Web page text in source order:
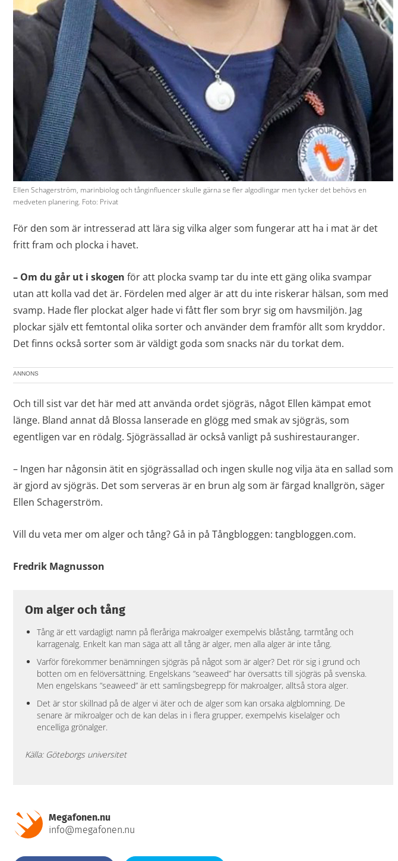
Ellen Schagerström, marinbiolog och tånginfluencer skulle gärna se fler algodlingar men tycker det behövs en
medveten planering. Foto: Privat
För den som är intresserad att lära sig vilka alger som fungerar att ha i mat är det
fritt fram och plocka i havet.
– Om du går ut i skogen för att plocka svamp tar du inte ett gäng olika svampar
utan att kolla vad det är. Fördelen med alger är att du inte riskerar hälsan, som med
svamp. Hade fler plockat alger hade vi fått fler som bryr sig om havsmiljön. Jag
plockar själv ett femtontal olika sorter och använder dem framför allt som kryddor.
Det finns också sorter som är väldigt goda som snacks när du torkat dem.
ANNONS
Och till sist var det här med att använda ordet sjögräs, något Ellen kämpat emot
länge. Bland annat då Blossa lanserade en glögg med smak av sjögräs, som
egentligen var en rödalg. Sjögrässallad är också vanligt på sushirestauranger.
– Ingen har någonsin ätit en sjögrässallad och ingen skulle nog vilja äta en sallad som
är gjord av sjögräs. Det som serveras är en brun alg som är färgad knallgrön, säger
Ellen Schagerström.
Vill du veta mer om alger och tång? Gå in på Tångbloggen: tangbloggen.com.
Fredrik Magnusson
Om alger och tång
Tång är ett vardagligt namn på fleråriga makroalger exempelvis blåstång, tarmtång och
karragenalg. Enkelt kan man säga att all tång är alger, men alla alger är inte tång.
Varför förekommer benämningen sjögräs på något som är alger? Det rör sig i grund och
botten om en felöversättning. Engelskans ”seaweed” har översatts till sjögräs på svenska.
Men engelskans ”seaweed” är ett samlingsbegrepp för makroalger, alltså stora alger.
Det är stor skillnad på de alger vi äter och de alger som kan orsaka algblomning. De
senare är mikroalger och de kan delas in i flera grupper, exempelvis kiselalger och
encelliga grönalger.
Källa: Göteborgs universitet
Megafonen.nu
info@megafonen.nu